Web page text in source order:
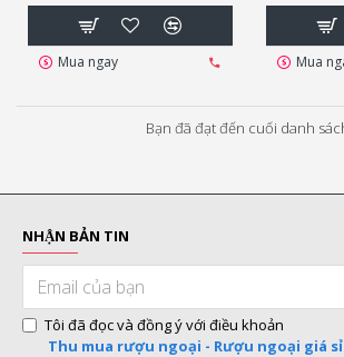
Mua ngay Mua
Bạn đã đạt đến cuối danh
NHẬN BẢN TIN
Tôi đã đọc và đồng ý với điều khoản
Thu mua rượu ngoại - Rượu ngoại giá sỉ